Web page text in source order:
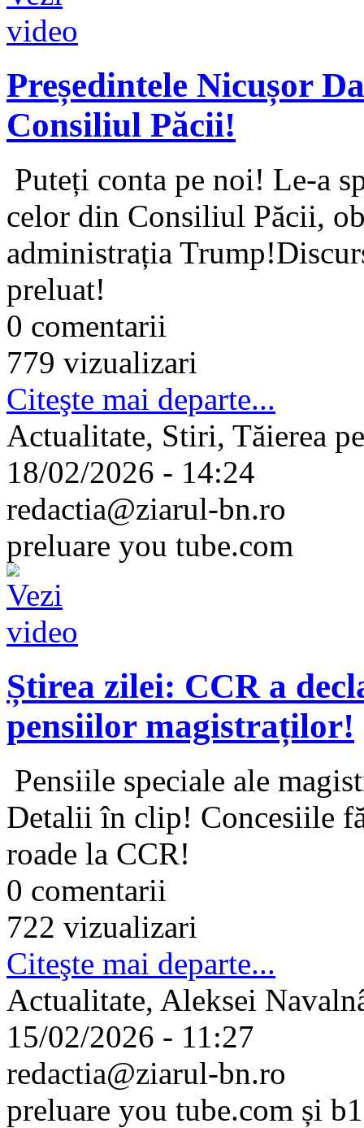
Președintele Nicușor
Consiliul Păcii!
Puteți conta pe noi! Le-a
celor din Consiliul Păcii,
administrația
preluat!
0 comentarii
779 vizualizari
Citeşte mai departe...
Actualitate, Stiri, Tăierea
18/02/2026 - 14:24
redactia@ziarul-bn.ro
preluare you tube.com
Știrea zilei: CCR a
pensiilor magistraților!
Pensiile speciale ale
Detalii în clip! Concesiile
roade la CCR!
0 comentarii
722 vizualizari
Citeşte mai departe...
Actualitate, Aleksei
15/02/2026 - 11:27
redactia@ziarul-bn.ro
preluare you tube.com și